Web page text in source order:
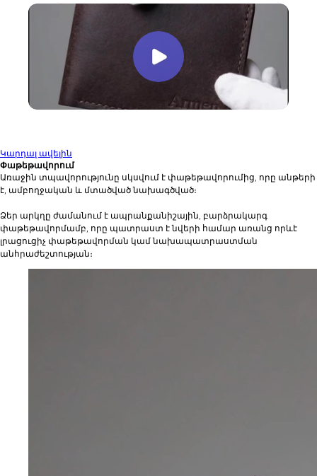
Կարդալ ավելին
Փաթեթավորում
Առաջին տպավորությունը սկսվում է փաթեթավորումից, որը անթերի
է, ամբողջական և մտածված նախագծված։
Ձեր արկղը ժամանում է ապրանքանիշային, բարձրակարգ
փաթեթավորմամբ, որը պատրաստ է նվերի համար առանց որևէ
լրացուցիչ փաթեթավորման կամ նախապատրաստման
անհրաժեշտության։